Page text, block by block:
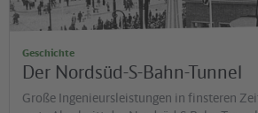
Geschichte
Der Nordsüd-S-Bahn-Tunnel
Große Ingenieursleistungen in finsteren